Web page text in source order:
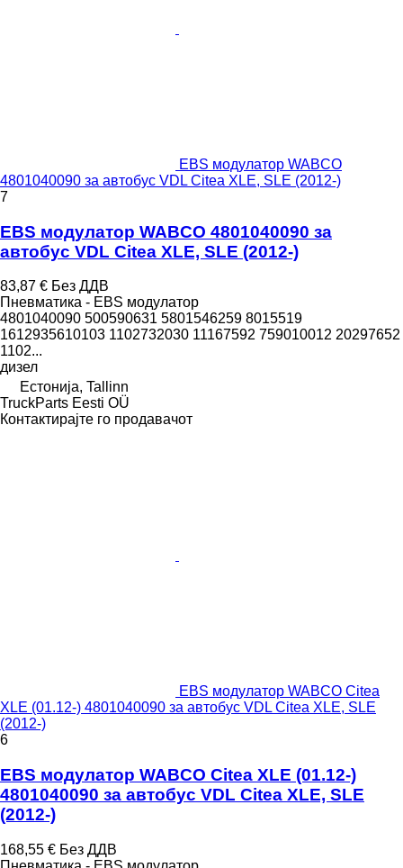
EBS модулатор WABCO
4801040090 за автобус VDL Citea XLE, SLE (2012-)
7
EBS модулатор WABCO 4801040090 за
автобус VDL Citea XLE, SLE (2012-)
83,87 € Без ДДВ
Пневматика - EBS модулатор
4801040090 500590631 5801546259 8015519
1612935610103 1102732030 11167592 759010012 20297652
1102...
дизел
Естонија, Tallinn
TruckParts Eesti OÜ
Контактирајте го продавачот
EBS модулатор WABCO Citea
XLE (01.12-) 4801040090 за автобус VDL Citea XLE, SLE
(2012-)
6
EBS модулатор WABCO Citea XLE (01.12-)
4801040090 за автобус VDL Citea XLE, SLE
(2012-)
168,55 € Без ДДВ